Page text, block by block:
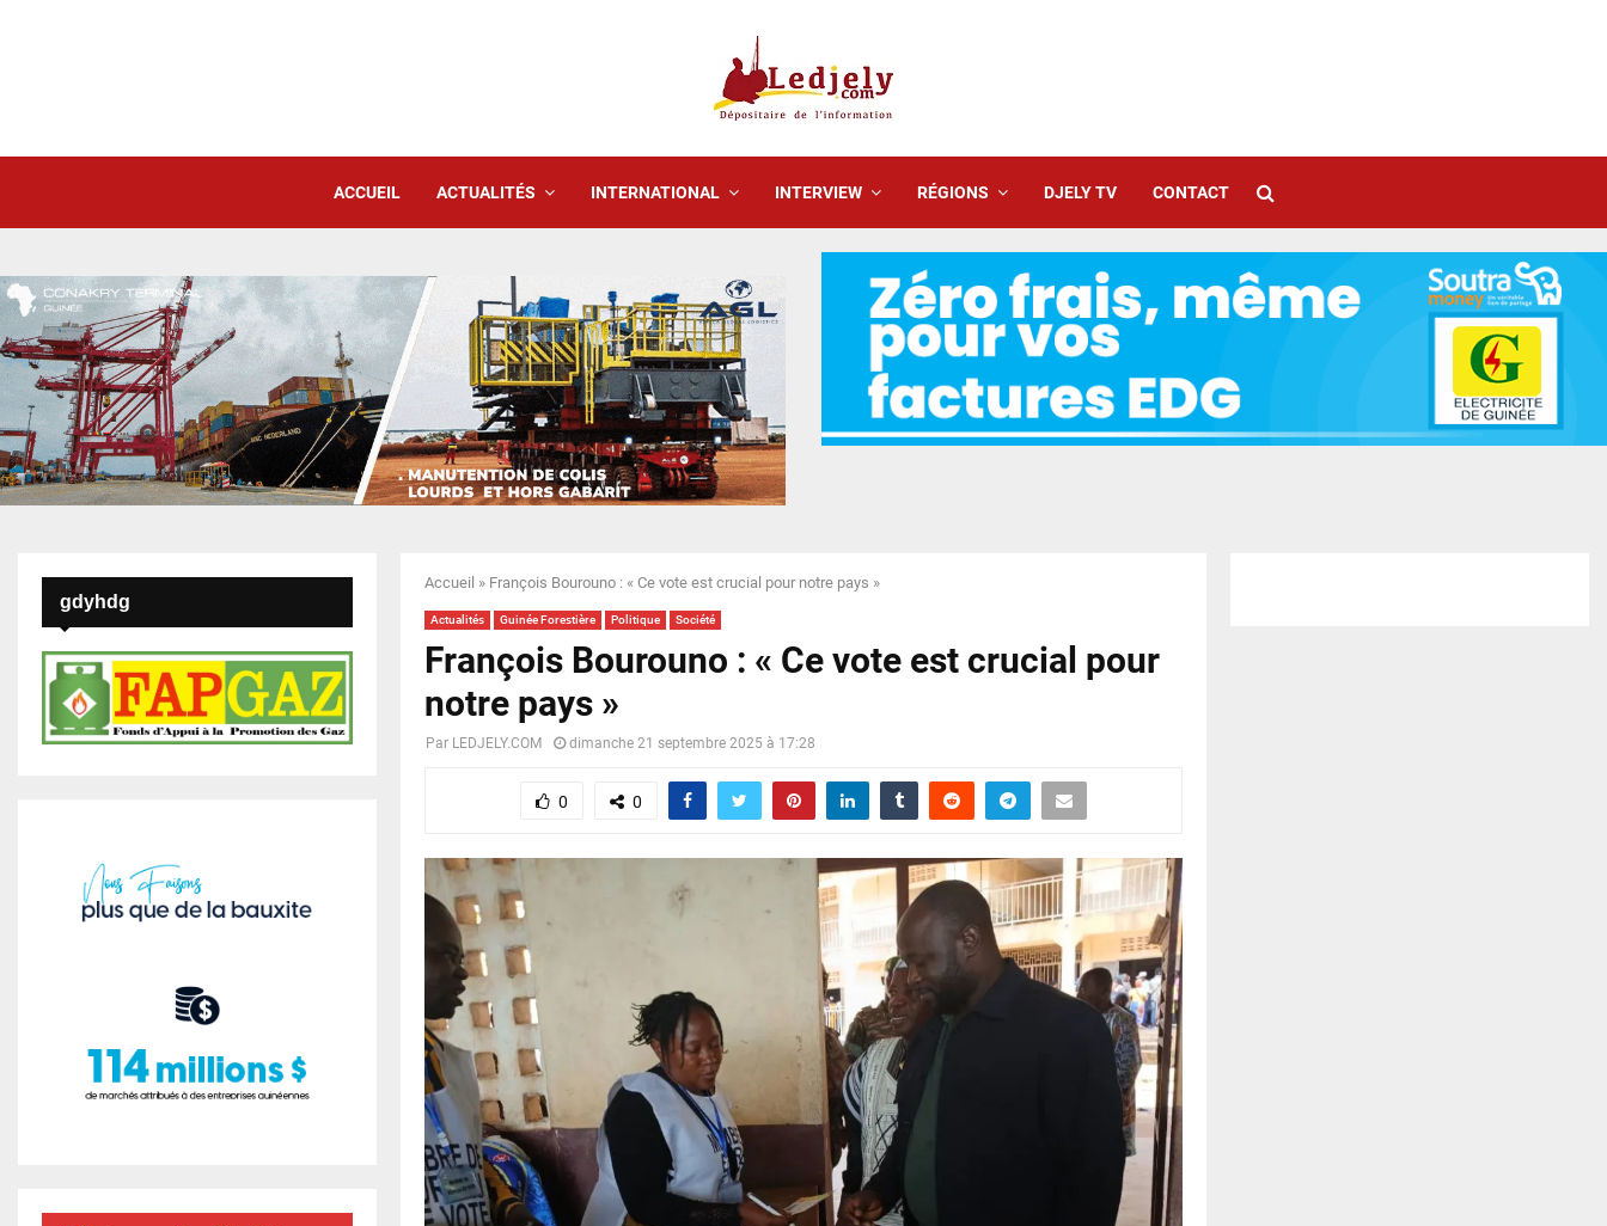
ACCUEIL ACTUALITÉS INTERNATIONAL INTERVIEW RÉGIONS DJELY TV CONTACT
Accueil » François Bourouno : « Ce vote est crucial pour notre pays »
Actualités Guinée Forestière Politique Société
François Bourouno : « Ce vote est crucial pour
notre pays »
Par LEDJELY.COM dimanche 21 septembre 2025 à 17:28
0 0
gdyhdg